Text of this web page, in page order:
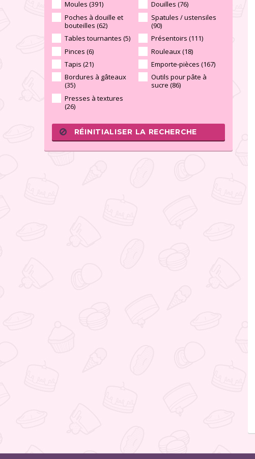
Moules (391)
Douilles (76)
Poches à douille et
bouteilles (62)
Spatules / ustensiles
(90)
Tables tournantes (5)
Présentoirs (111)
Pinces (6)
Rouleaux (18)
Tapis (21)
Emporte-pièces (167)
Bordures à gâteaux
(35)
Outils pour pâte à
sucre (86)
Presses à textures
(26)
RÉINITIALISER LA RECHERCHE